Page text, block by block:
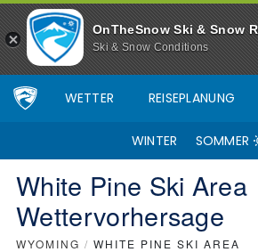
OnTheSnow Ski & Snow
Ski & Snow Conditions
WETTER REISEPLANUNG
WINTER SOMMER
White Pine Ski Area
Wettervorhersage
WYOMING / WHITE PINE SKI AREA